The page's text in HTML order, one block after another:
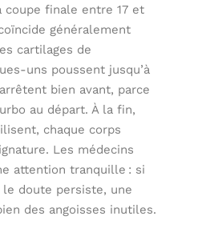
coupe finale entre 17 et
généralement
cartilages de
uns poussent jusqu’à
bien avant, parce
au départ. À la fin,
chaque corps
Les médecins
attention tranquille : si
doute persiste, une
des angoisses inutiles.